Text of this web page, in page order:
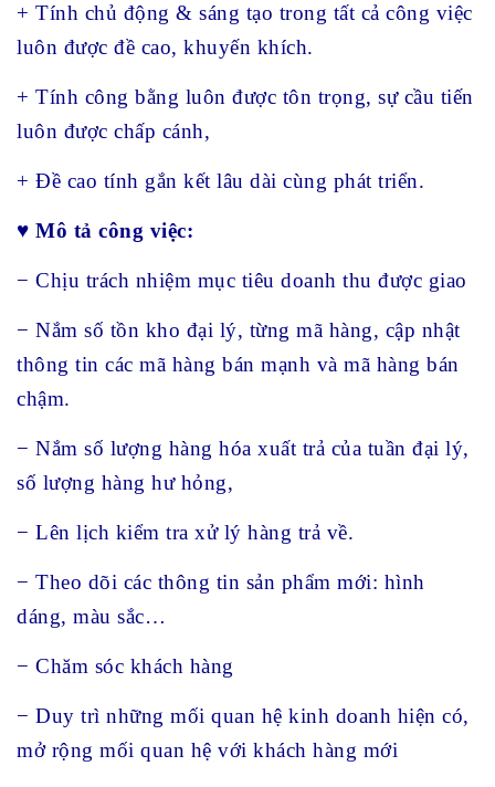
+ Tính chủ động & sáng tạo trong tất cả công việc
luôn được đề cao, khuyến khích.
+ Tính công bằng luôn được tôn trọng, sự cầu tiến
luôn được chấp cánh,
+ Đề cao tính gắn kết lâu dài cùng phát triển.
♥ Mô tả công việc:
− Chịu trách nhiệm mục tiêu doanh thu được giao
− Nắm số tồn kho đại lý, từng mã hàng, cập nhật
thông tin các mã hàng bán mạnh và mã hàng bán
chậm.
− Nắm số lượng hàng hóa xuất trả của tuần đại lý,
số lượng hàng hư hỏng,
− Lên lịch kiểm tra xử lý hàng trả về.
− Theo dõi các thông tin sản phẩm mới: hình
dáng, màu sắc…
− Chăm sóc khách hàng
− Duy trì những mối quan hệ kinh doanh hiện có,
mở rộng mối quan hệ với khách hàng mới